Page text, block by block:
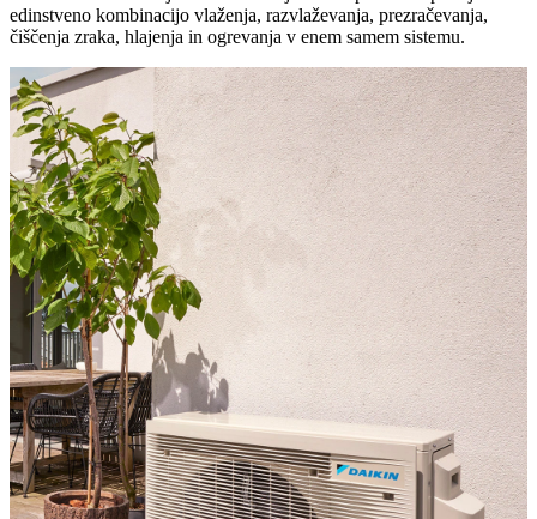
edinstveno kombinacijo vlaženja, razvlaževanja, prezračevanja,
čiščenja zraka, hlajenja in ogrevanja v enem samem sistemu.